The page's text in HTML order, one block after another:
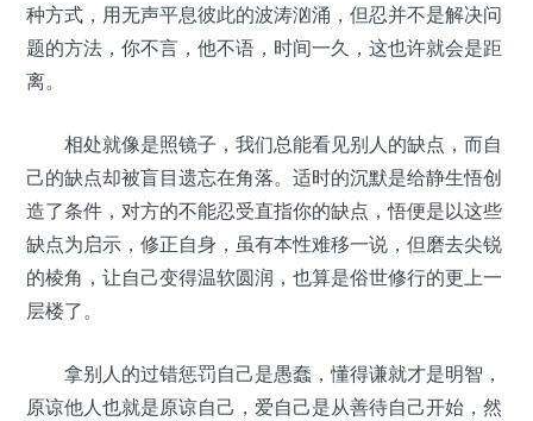
种方式，用无声平息彼此的波涛汹涌，但忍并不是解决问
题的方法，你不言，他不语，时间一久，这也许就会是距
离。
相处就像是照镜子，我们总能看见别人的缺点，而自
己的缺点却被盲目遗忘在角落。适时的沉默是给静生悟创
造了条件，对方的不能忍受直指你的缺点，悟便是以这些
缺点为启示，修正自身，虽有本性难移一说，但磨去尖锐
的棱角，让自己变得温软圆润，也算是俗世修行的更上一
层楼了。
拿别人的过错惩罚自己是愚蠢，懂得谦就才是明智，
原谅他人也就是原谅自己，爱自己是从善待自己开始，然